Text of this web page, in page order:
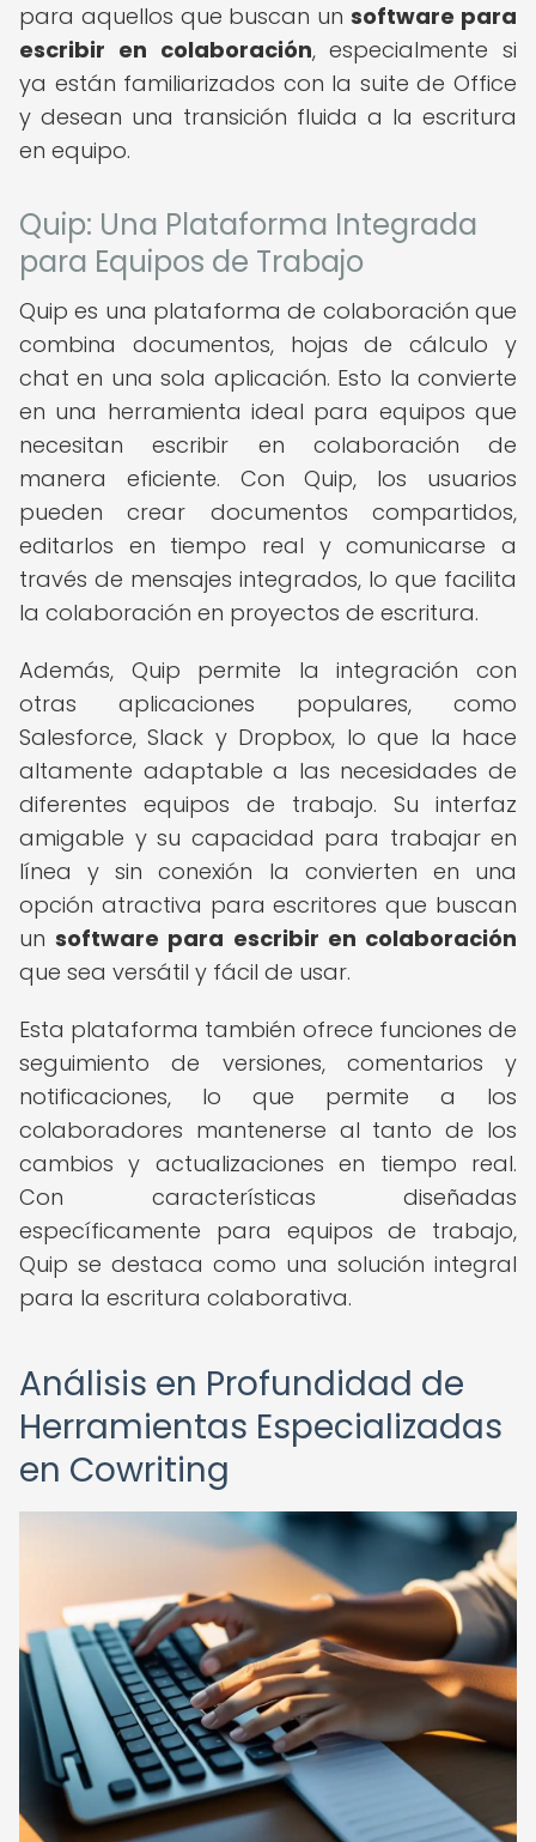
para aquellos que buscan unsoftware para
escribir en colaboración, especialmente si
ya están familiarizados con la suite de Office
y desean una transición fluida a la escritura
en equipo.
Quip: Una Plataforma Integrada
para Equipos de Trabajo
Quip es una plataforma de colaboración que
combina documentos, hojas de cálculo y
chat en una sola aplicación. Esto la convierte
en una herramienta ideal para equipos que
necesitan escribir en colaboración de
manera eficiente. Con Quip, los usuarios
pueden crear documentos compartidos,
editarlos en tiempo real y comunicarse a
través de mensajes integrados, lo que facilita
la colaboración en proyectos de escritura.
Además, Quip permite la integración con
otras aplicaciones populares, como
Salesforce, Slack y Dropbox, lo que la hace
altamente adaptable a las necesidades de
diferentes equipos de trabajo. Su interfaz
amigable y su capacidad para trabajar en
línea y sin conexión la convierten en una
opción atractiva para escritores que buscan
unsoftware para escribir en colaboración
que sea versátil y fácil de usar.
Esta plataforma también ofrece funciones de
seguimiento de versiones, comentarios y
notificaciones, lo que permite a los
colaboradores mantenerse al tanto de los
cambios y actualizaciones en tiempo real.
Con características diseñadas
específicamente para equipos de trabajo,
Quip se destaca como una solución integral
para la escritura colaborativa.
Análisis en Profundidad de
Herramientas Especializadas
en Cowriting